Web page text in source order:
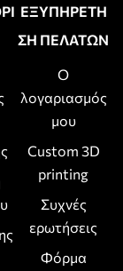
ΕΞΥΠΗΡΕΤΗ
ΣΗ ΠΕΛΑΤΩΝ
Ο
λογαριασμός
μου
Custom 3D
printing
Συχνές
ερωτήσεις
Φόρμα